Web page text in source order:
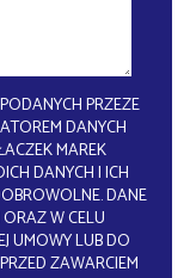
PRZEZE
DANYCH
MAREK
DANYCH I ICH
DANE
W CELU
UMOWY LUB DO
ZAWARCIEM